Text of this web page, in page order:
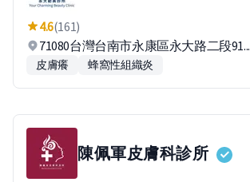
4.6(161)
71080台灣台南市永康區永大路二段91...
皮膚癢 蜂窩性組織炎
陳佩軍皮膚科診所